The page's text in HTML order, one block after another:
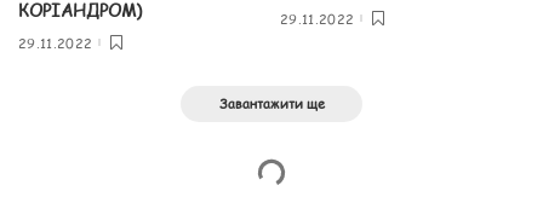
КОРІАНДРОМ)
29.11.2022
29.11.2022
Завантажити ще